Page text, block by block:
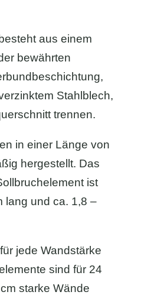
aus einem
bewährten
Stahlblech,
trennen.
in einer Länge von
hergestellt. Das
ist
lang und ca. 1,8 –
jede Wandstärke
sind für 24
starke Wände